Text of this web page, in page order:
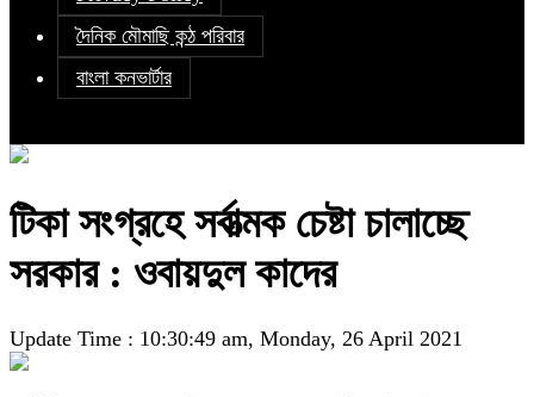
দৈনিক মৌমাছি কন্ঠ পরিবার
বাংলা কনভার্টার
টিকা সংগ্রহে সর্বাত্মক চেষ্টা চালাচ্ছে
সরকার : ওবায়দুল কাদের
Update Time : 10:30:49 am, Monday, 26 April 2021